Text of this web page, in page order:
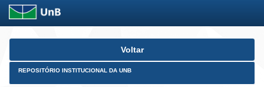
Skip
Voltar
REPOSITÓRIO INSTITUCIONAL DA UNB